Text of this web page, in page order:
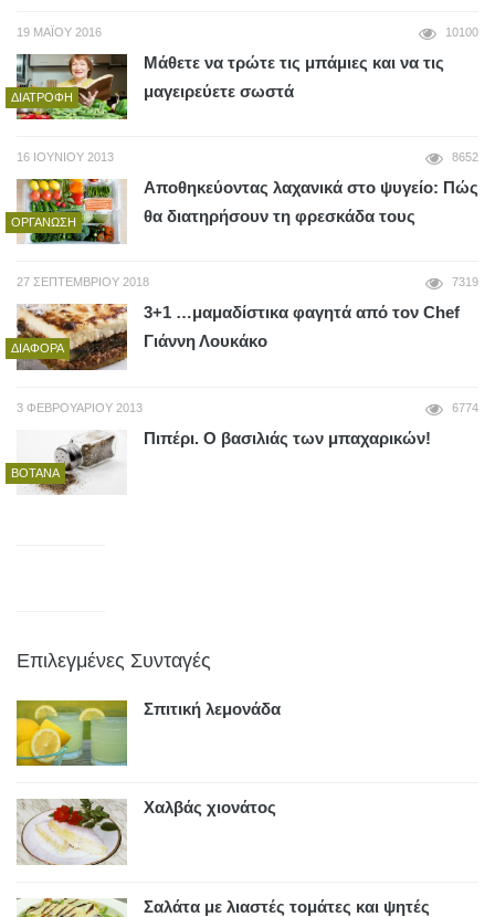
19 ΜΑΪ́ΟΥ 2016 10100
ΔΙΑΤΡΟΦΉ
Μάθετε να τρώτε τις μπάμιες και να τις
μαγειρεύετε σωστά
16 ΙΟΥΝΊΟΥ 2013 8652
ΟΡΓΆΝΩΣΗ
Αποθηκεύοντας λαχανικά στο ψυγείο: Πώς
θα διατηρήσουν τη φρεσκάδα τους
27 ΣΕΠΤΕΜΒΡΊΟΥ 2018 7319
ΔΙΆΦΟΡΑ
3+1 …μαμαδίστικα φαγητά από τον Chef
Γιάννη Λουκάκο
3 ΦΕΒΡΟΥΑΡΊΟΥ 2013 6774
ΒΌΤΑΝΑ
Πιπέρι. Ο βασιλιάς των μπαχαρικών!
Επιλεγμένες Συνταγές
Σπιτική λεμονάδα
Χαλβάς χιονάτος
Σαλάτα με λιαστές τομάτες και ψητές